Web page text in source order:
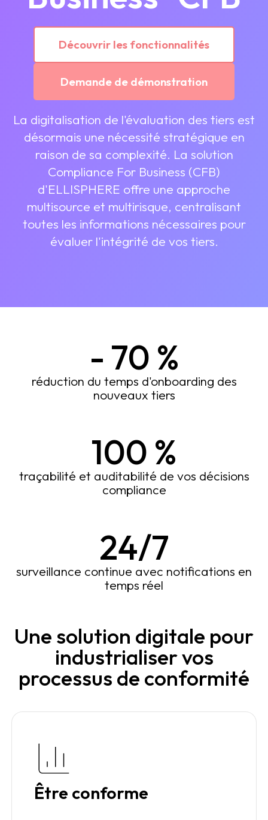
La digitalisation de l'évaluation des tiers est
désormais une nécessité stratégique en
raison de sa complexité. La solution
Compliance For Business (CFB)
d'ELLISPHERE offre une approche
multisource et multirisque, centralisant
toutes les informations nécessaires pour
évaluer l'intégrité de vos tiers.
Découvrir les fonctionnalités
Demande de démonstration
- 70 %
réduction du temps d'onboarding des
nouveaux tiers
100 %
traçabilité et auditabilité de vos décisions
compliance
24/7
surveillance continue avec notifications en
temps réel
Une solution digitale pour
industrialiser vos
processus de conformité
Être conforme